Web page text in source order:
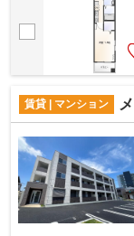
賃貸 | マンション